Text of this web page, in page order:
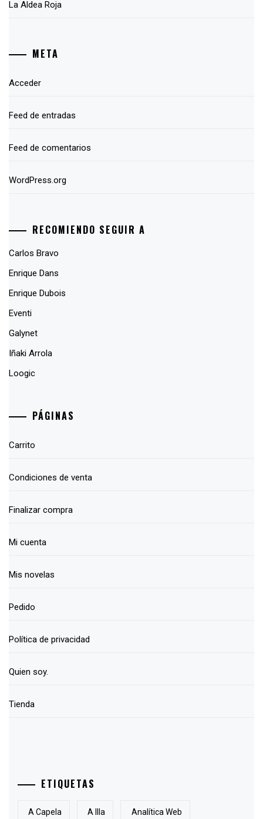
La Aldea Roja
META
Acceder
Feed de entradas
Feed de comentarios
WordPress.org
RECOMIENDO SEGUIR A
Carlos Bravo
Enrique Dans
Enrique Dubois
Eventi
Galynet
Iñaki Arrola
Loogic
PÁGINAS
Carrito
Condiciones de venta
Finalizar compra
Mi cuenta
Mis novelas
Pedido
Política de privacidad
Quien soy.
Tienda
ETIQUETAS
A Capela A Illa Analítica Web